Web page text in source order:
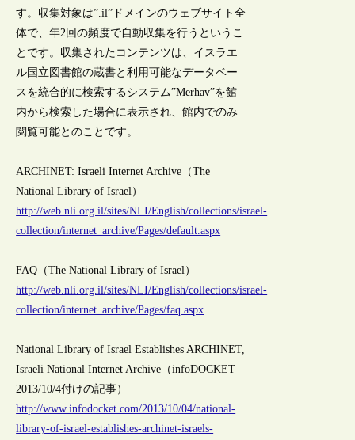
す。収集対象は”.il”ドメインのウェブサイト全
体で、年2回の頻度で自動収集を行うというこ
とです。収集されたコンテンツは、イスラエ
ル国立図書館の蔵書と利用可能なデータベー
スを統合的に検索するシステム”Merhav”を館
内から検索した場合に表示され、館内でのみ
閲覧可能とのことです。
ARCHINET: Israeli Internet Archive（The
National Library of Israel）
http://web.nli.org.il/sites/NLI/English/collections/israel-
collection/internet_archive/Pages/default.aspx
FAQ（The National Library of Israel）
http://web.nli.org.il/sites/NLI/English/collections/israel-
collection/internet_archive/Pages/faq.aspx
National Library of Israel Establishes ARCHINET,
Israeli National Internet Archive（infoDOCKET
2013/10/4付けの記事）
http://www.infodocket.com/2013/10/04/national-
library-of-israel-establishes-archinet-israels-